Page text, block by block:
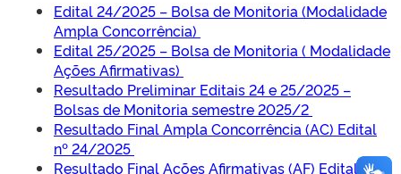
Edital 24/2025 – Bolsa de Monitoria (Modalidade
Ampla Concorrência)
Edital 25/2025 – Bolsa de Monitoria ( Modalidade
Ações Afirmativas)
Resultado Preliminar Editais 24 e 25/2025 –
Bolsas de Monitoria semestre 2025/2
Resultado Final Ampla Concorrência (AC) Edital
nº 24/2025
Resultado Final Ações Afirmativas (AF) Edital nº